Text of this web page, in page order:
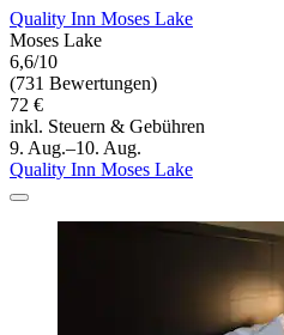
Quality Inn Moses Lake
Moses Lake
6,6/10
(731 Bewertungen)
72 €
inkl. Steuern & Gebühren
9. Aug.–10. Aug.
Quality Inn Moses Lake